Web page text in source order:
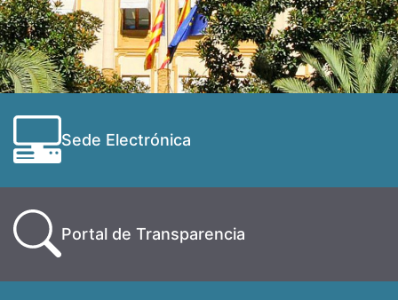
Sede Electrónica
Portal de Transparencia